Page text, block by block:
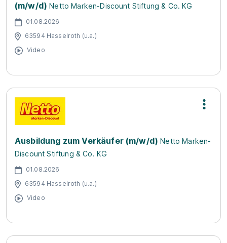
(m/w/d) Netto Marken-Discount Stiftung & Co. KG
01.08.2026
63594 Hasselroth (u.a.)
Video
Ausbildung zum Verkäufer (m/w/d) Netto Marken-
Discount Stiftung & Co. KG
01.08.2026
63594 Hasselroth (u.a.)
Video